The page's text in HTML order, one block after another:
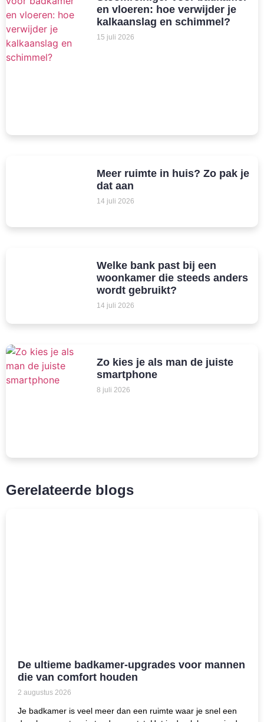
en vloeren: hoe verwijder je
kalkaanslag en schimmel?
15 juli 2026
Meer ruimte in huis? Zo pak je
dat aan
14 juli 2026
Welke bank past bij een
woonkamer die steeds anders
wordt gebruikt?
14 juli 2026
Zo kies je als man de juiste
smartphone
8 juli 2026
Gerelateerde blogs
De ultieme badkamer-upgrades voor mannen
die van comfort houden
2 augustus 2026
Je badkamer is veel meer dan een ruimte waar je snel een